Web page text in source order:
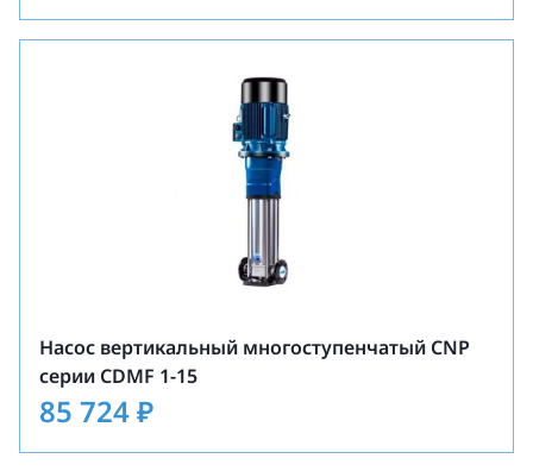
Насос вертикальный многоступенчатый CNP
серии CDMF 1-15
85 724₽